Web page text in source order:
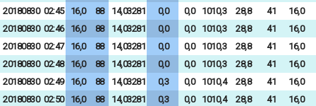
20180830 02:45 16,0 88 14,03281 0,0 0,0 1010,3 28,8 41
16,0
20180830 02:46 16,0 88 14,03281 0,0 0,0 1010,3 28,8 41
16,0
20180830 02:47 16,0 88 14,03281 0,0 0,0 1010,3 28,8 41
16,0
20180830 02:48 16,0 88 14,03281 0,0 0,0 1010,3 28,8 41
16,0
20180830 02:49 16,0 88 14,03281 0,3 0,0 1010,4 28,8 41
16,0
20180830 02:50 16,0 88 14,03281 0,3 0,0 1010,4 28,8 41
16,0